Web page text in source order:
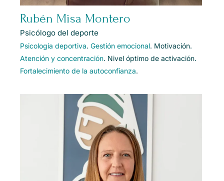
Rubén Misa Montero
Psicólogo del deporte
Psicología deportiva. Gestión emocional. Motivación.
Atención y concentración. Nivel óptimo de activación.
Fortalecimiento de la autoconfianza.